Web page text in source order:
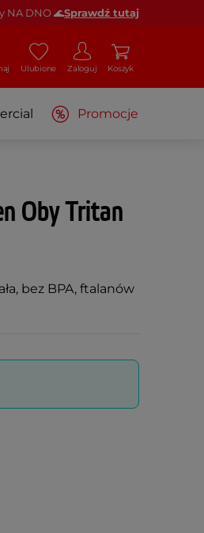
NA DNO 🌊Sprawdź tutaj
Ulubione Zaloguj Koszyk
Promocje
Oby Tritan
bez BPA, ftalanów